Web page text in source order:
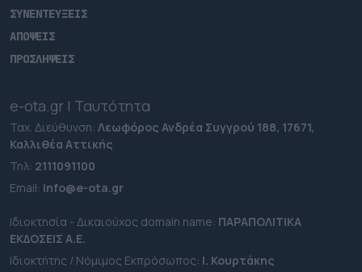
ΣΥΝΕΝΤΕΥΞΕΙΣ
ΑΠΟΨΕΙΣ
ΠΡΟΣΛΗΨΕΙΣ
e-ota.gr | Ταυτότητα
Ταχ. Διεύθυνση: Λεωφόρος Ανδρέα Συγγρού 188, 17671,
Καλλιθέα Αττικής
Τηλ: 2111091100
Εmail: info@e-ota.gr
Ιδιοκτησία - Δικαιούχος domain name: ΠΑΡΑΠΟΛΙΤΙΚΑ
ΕΚΔΟΣΕΙΣ A.E.
Ιδιοκτήτης / Νόμιμος Εκπρόσωπος: Ι. Κουρτάκης